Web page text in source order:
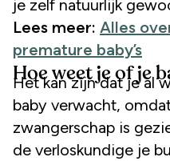
je zelf natuurlijk
Lees meer: Alles
premature baby’s
Hoe weet je of je
Het kan zijn dat je al
baby verwacht,
zwangerschap is
de verloskundige je